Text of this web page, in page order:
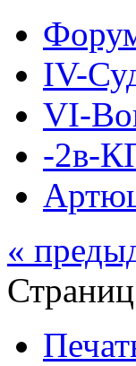
IV-
VI-
-2в-
«